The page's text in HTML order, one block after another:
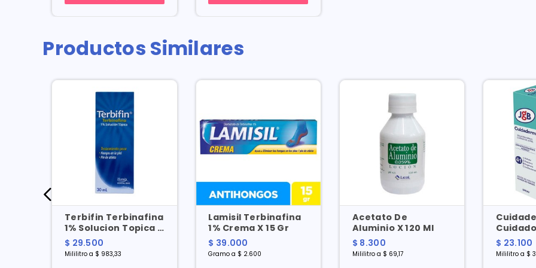
Productos Similares
Terbifin Terbinafina
1% Solucion Topica X
30 Ml
$ 29.500
Mililitro a $ 983,33
Lamisil Terbinafina
1% Crema X 15 Gr
$ 39.000
Gramo a $ 2.600
Acetato De
Aluminio X 120 Ml
$ 8.300
Mililitro a $ 69,17
Spray X
$ 23.100
Mililitro a $